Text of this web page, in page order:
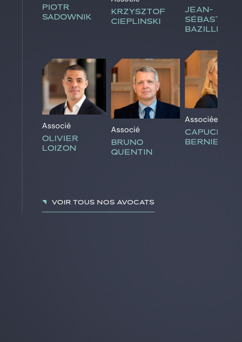
PIOTR
SADOWNIK
KRZYSZTOF
CIEPLINSKI
Associé
OLIVIER
LOIZON
Associé
BRUNO
QUENTIN
JEAN-
SÉBASTIEN
BAZILLE
Associée
CAPUCINE
BERNIER
Voir tous nos avocats